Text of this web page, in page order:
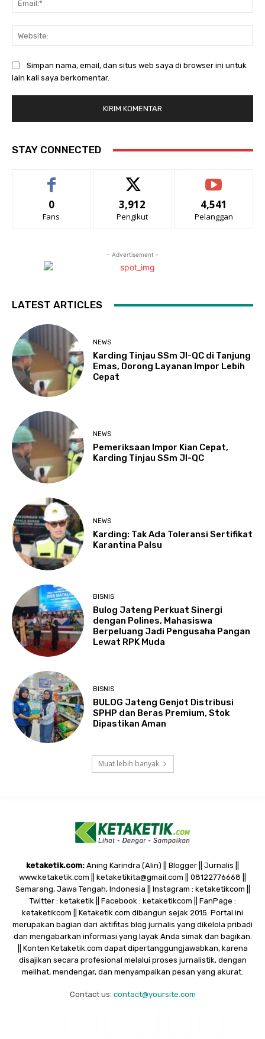
Simpan nama, email, dan situs web saya di browser ini untuk
lain kali saya berkomentar.
STAY CONNECTED
0
Fans
3,912
Pengikut
4,541
Pelanggan
- Advertisement -
LATEST ARTICLES
NEWS
Karding Tinjau SSm JI-QC di Tanjung
Emas, Dorong Layanan Impor Lebih
Cepat
NEWS
Pemeriksaan Impor Kian Cepat,
Karding Tinjau SSm JI-QC
NEWS
Karding: Tak Ada Toleransi Sertifikat
Karantina Palsu
BISNIS
Bulog Jateng Perkuat Sinergi
dengan Polines, Mahasiswa
Berpeluang Jadi Pengusaha Pangan
Lewat RPK Muda
BISNIS
BULOG Jateng Genjot Distribusi
SPHP dan Beras Premium, Stok
Dipastikan Aman
Muat lebih banyak
ketaketik.com: Aning Karindra (Alin) || Blogger || Jurnalis ||
www.ketaketik.com || ketaketikita@gmail.com || 08122776668 ||
Semarang, Jawa Tengah, Indonesia || Instagram : ketaketikcom ||
Twitter : ketaketik || Facebook : ketaketikcom || FanPage :
ketaketikcom || Ketaketik.com dibangun sejak 2015. Portal ini
merupakan bagian dari aktifitas blog jurnalis yang dikelola pribadi
dan mengabarkan informasi yang layak Anda simak dan bagikan.
|| Konten Ketaketik.com dapat dipertanggungjawabkan, karena
disajikan secara profesional melalui proses jurnalistik, dengan
melihat, mendengar, dan menyampaikan pesan yang akurat.
Contact us: contact@yoursite.com